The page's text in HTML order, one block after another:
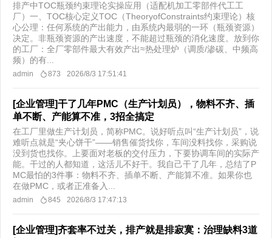
排产中TOC瓶颈约束理论实操应用（适配机加工零部件代工工
厂）一、TOC核心定义TOC（TheoryofConstraints约束理论）核
心公理：任何系统的产出能力，由系统内最弱的一环（瓶颈资源）
决定。非瓶颈资源的产出速度，不能超过瓶颈的消化速度。放到你
的工厂：全厂零部件最大有效产出≈热处理炉（调质/渗碳、中频高
频）的有...
admin 873 2026/8/3 17:51:41
[企业管理]干了几年PMC（生产计划员），物料不齐、插
单不断、产能算不准，3招全搞定
在工厂里做生产计划员，简称PMC。说好听点叫“生产计划员”，说
难听点就是“夹心饼干”——销售催货找你，车间没料找你，采购说
没到货也找你。上要面对老板的交付压力，下要协调车间的实际产
能。干过的人都知道，这活儿不好干。我自己干了几年，总结了P
MC最怕的3件事：物料不齐、插单不断、产能算不准。如果你也
在做PMC，或者正准备入...
admin 845 2026/8/3 17:47:13
[企业管理]齐套率不过关，排产就是排寂寞：治理缺料3道